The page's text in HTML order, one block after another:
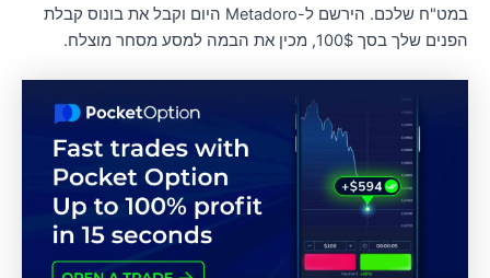
במט"ח שלכם. הירשם ל-Metadoro היום וקבל את בונוס קבלת
שלך בסך 100$, מכין את הבמה למסע מסחר מוצלח.